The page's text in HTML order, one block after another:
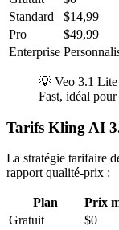
Standard
$14,99
Pro
$49,99
Enterprise
💡 Veo 3.1 Lite
Fast, idéal
Tarifs Kling AI
La stratégie tarifaire
rapport qualité-prix :
Plan Prix
Gratuit
$0